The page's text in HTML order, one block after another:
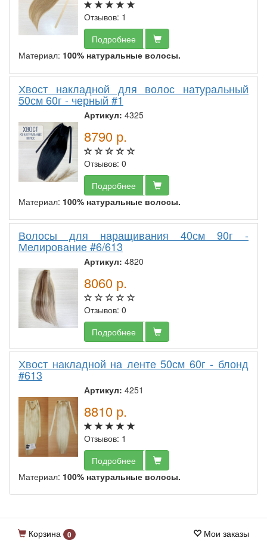
Отзывов: 1
Подробнее
Материал: 100% натуральные волосы.
Хвост накладной для волос натуральный
50см 60г - черный #1
Артикул: 4325
8790 р.
Отзывов: 0
Подробнее
Материал: 100% натуральные волосы.
Волосы для наращивания 40см 90г -
Мелирование #6/613
Артикул: 4820
8060 р.
Отзывов: 0
Подробнее
Хвост накладной на ленте 50см 60г - блонд
#613
Артикул: 4251
8810 р.
Отзывов: 1
Подробнее
Материал: 100% натуральные волосы.
Корзина 0 Мои заказы